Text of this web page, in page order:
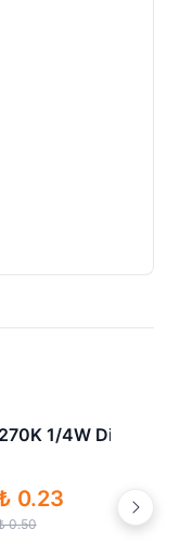
İndirimli
4.7K 1/4W Direnç
₺ 0.23
0.50